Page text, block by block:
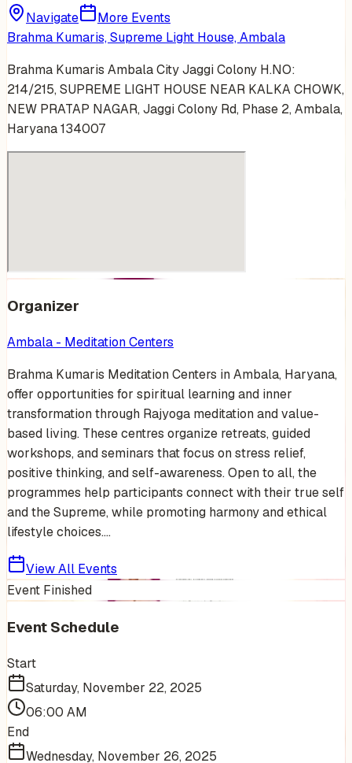
Navigate
More Events
Brahma Kumaris, Supreme Light House, Ambala
Brahma Kumaris Ambala City Jaggi Colony H.NO:
214/215, SUPREME LIGHT HOUSE NEAR KALKA CHOWK,
NEW PRATAP NAGAR, Jaggi Colony Rd, Phase 2, Ambala,
Haryana 134007
Organizer
Ambala - Meditation Centers
Brahma Kumaris Meditation Centers in Ambala, Haryana,
offer opportunities for spiritual learning and inner
transformation through Rajyoga meditation and value-
based living. These centres organize retreats, guided
workshops, and seminars that focus on stress relief,
positive thinking, and self-awareness. Open to all, the
programmes help participants connect with their true self
and the Supreme, while promoting harmony and ethical
lifestyle choices....
View All Events
Event Finished
Event Schedule
Start
Saturday, November 22, 2025
06:00 AM
End
Wednesday, November 26, 2025